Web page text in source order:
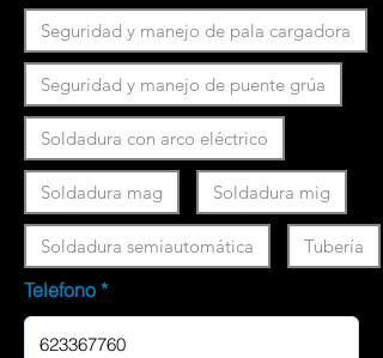
Seguridad y manejo de pala cargadora
Seguridad y manejo de puente grúa
Soldadura con arco eléctrico
Soldadura mag Soldadura mig
Soldadura semiautomática Tubería
Telefono